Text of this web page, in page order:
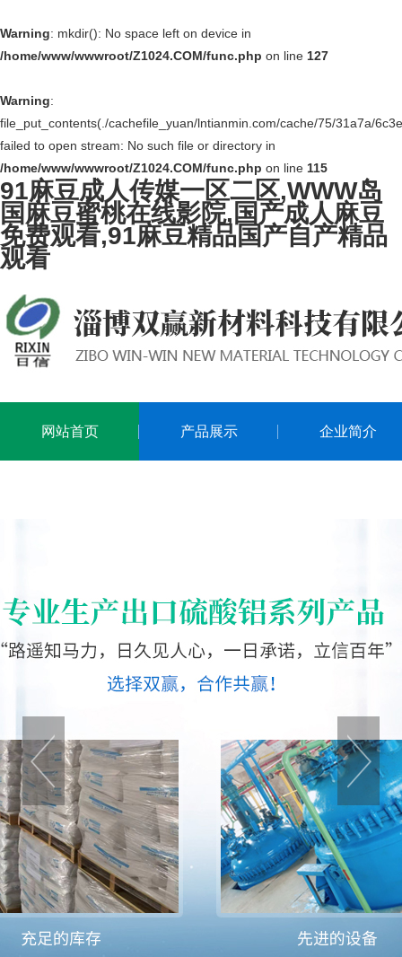
Warning: mkdir(): No space left on device in
/home/www/wwwroot/Z1024.COM/func.php on line 127
Warning:
file_put_contents(./cachefile_yuan/lntianmin.com/cache/75/31a7a/
failed to open stream: No such file or directory in
/home/www/wwwroot/Z1024.COM/func.php on line 115
91麻豆成人传媒一区二区,WWW岛
国麻豆蜜桃在线影院,国产成人麻豆
免费观看,91麻豆精品国产自产精品
观看
网站首页 产品展示 企业简介